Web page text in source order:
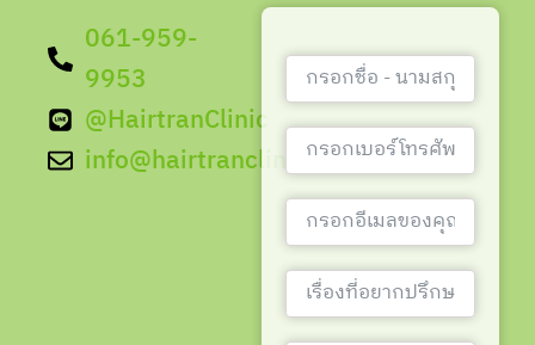
061-959-
9953
@HairtranClinic
info@hairtranclinic.com